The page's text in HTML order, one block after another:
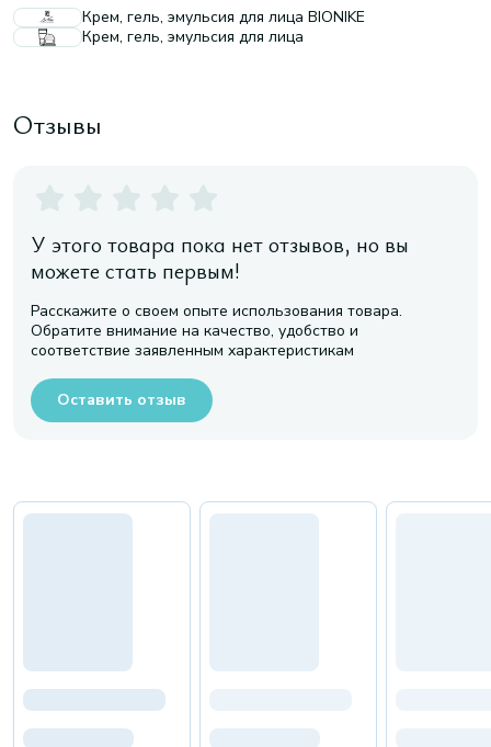
Крем, гель, эмульсия для лица BIONIKE
Крем, гель, эмульсия для лица
Отзывы
У этого товара пока нет отзывов, но вы
можете стать первым!
Расскажите о своем опыте использования товара.
Обратите внимание на качество, удобство и
соответствие заявленным характеристикам
Оставить отзыв